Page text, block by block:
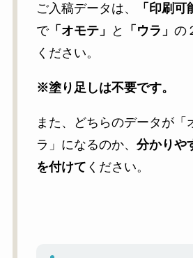
ご入稿データは、
「印刷可
で「オモテ」 と 「ウラ」 の
ください。
※塗り足しは不要です。
また、どちらのデータが「
ラ」になるのか、 分かりや
を付けて ください。